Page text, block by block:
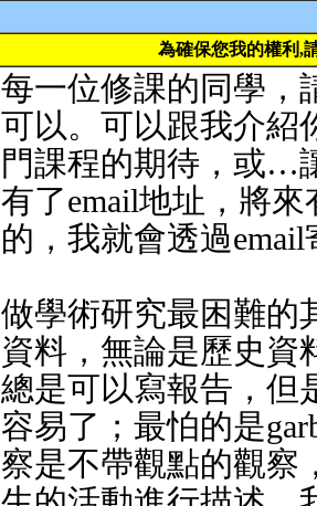
為確保您我的權利,
每一位修課的同學，
可以。可以跟我介紹
門課程的期待，或…
有了email地址，將
的，我就會透過
做學術研究最困難的
資料，無論是歷史資
總是可以寫報告，但
容易了；最怕的是
察是不帶觀點的觀察